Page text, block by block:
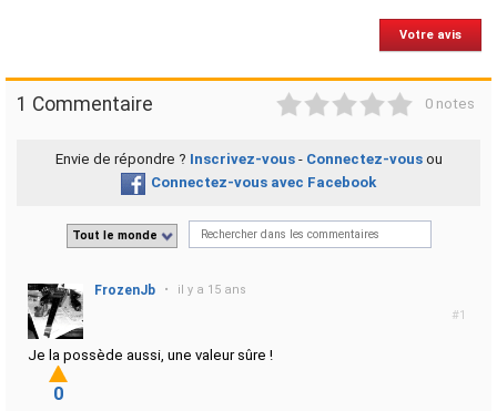
Votre avis
1 Commentaire 0 notes
Envie de répondre ? Inscrivez-vous- Connectez-vousou
Connectez-vous avec Facebook
Tout le monde
#1
FrozenJb • il y a 15 ans
Je la possède aussi, une valeur sûre !
0